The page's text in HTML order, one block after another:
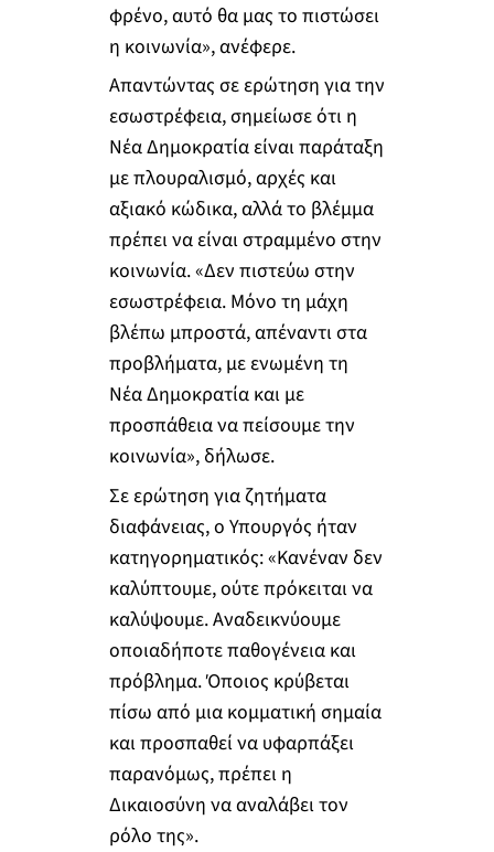
φρένο, αυτό θα μας το πιστώσει
η κοινωνία», ανέφερε.
Απαντώντας σε ερώτηση για την
εσωστρέφεια, σημείωσε ότι η
Νέα Δημοκρατία είναι παράταξη
με πλουραλισμό, αρχές και
αξιακό κώδικα, αλλά το βλέμμα
πρέπει να είναι στραμμένο στην
κοινωνία. «Δεν πιστεύω στην
εσωστρέφεια. Μόνο τη μάχη
βλέπω μπροστά, απέναντι στα
προβλήματα, με ενωμένη τη
Νέα Δημοκρατία και με
προσπάθεια να πείσουμε την
κοινωνία», δήλωσε.
Σε ερώτηση για ζητήματα
διαφάνειας, ο Υπουργός ήταν
κατηγορηματικός: «Κανέναν δεν
καλύπτουμε, ούτε πρόκειται να
καλύψουμε. Αναδεικνύουμε
οποιαδήποτε παθογένεια και
πρόβλημα. Όποιος κρύβεται
πίσω από μια κομματική σημαία
και προσπαθεί να υφαρπάξει
παρανόμως, πρέπει η
Δικαιοσύνη να αναλάβει τον
ρόλο της».